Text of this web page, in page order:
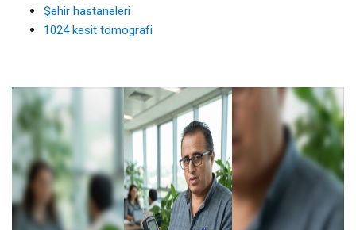
Şehir hastaneleri
1024 kesit tomografi